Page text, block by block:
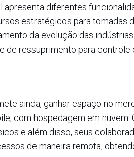
apresenta diferentes
estratégicos para tomadas
da evolução das
de ressuprimento para controle
ainda, ganhar espaço no
com hospedagem em
e além disso, seus
de maneira remota,